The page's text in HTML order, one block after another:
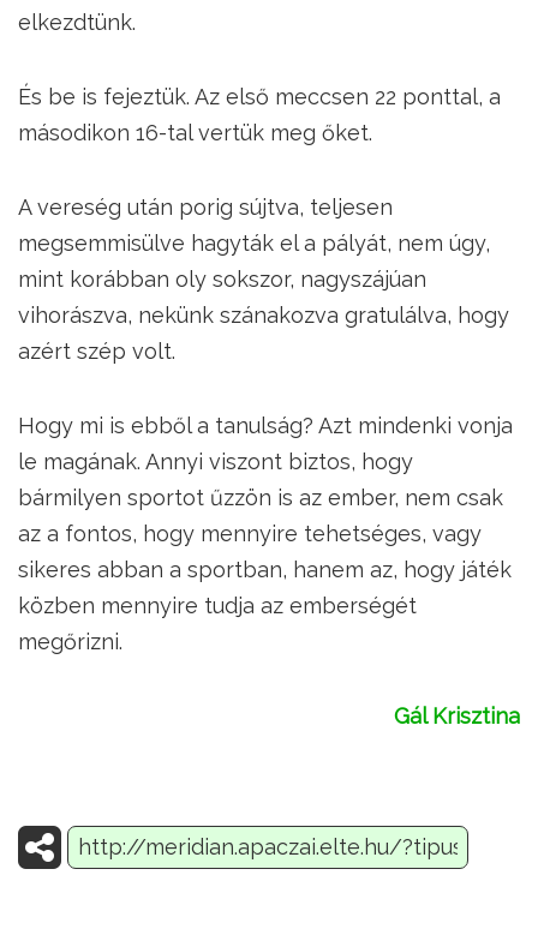
elkezdtünk.
És be is fejeztük. Az első meccsen 22 ponttal, a
másodikon 16-tal vertük meg őket.
A vereség után porig sújtva, teljesen
megsemmisülve hagyták el a pályát, nem úgy,
mint korábban oly sokszor, nagyszájúan
vihorászva, nekünk szánakozva gratulálva, hogy
azért szép volt.
Hogy mi is ebből a tanulság? Azt mindenki vonja
le magának. Annyi viszont biztos, hogy
bármilyen sportot űzzön is az ember, nem csak
az a fontos, hogy mennyire tehetséges, vagy
sikeres abban a sportban, hanem az, hogy játék
közben mennyire tudja az emberségét
megőrizni.
Gál Krisztina